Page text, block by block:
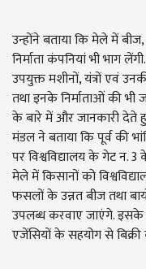
उन्होंने बताया कि मेले में
निर्माता कंपनियां भी भाग
उपयुक्त मशीनों, यंत्रों एवं
तथा इनके निर्माताओं की
के बारे में और जानकारी देते
मंडल ने बताया कि पूर्व की
पर विश्वविद्यालय के गेट न.
मेले में किसानों को
फसलों के उन्नत बीज तथा
उपलब्ध करवाए जाएंगे. इसके
एजेंसियों के सहयोग से